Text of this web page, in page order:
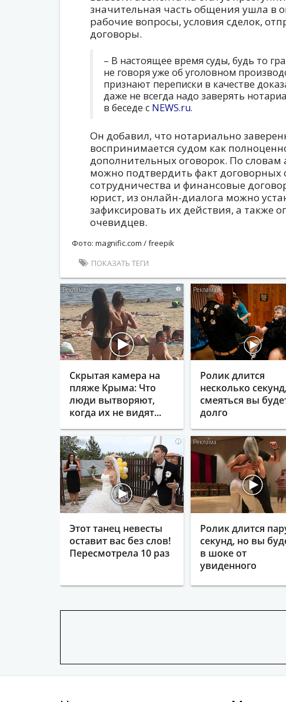
значительная часть общения ушла в
рабочие вопросы, условия сделок,
договоры.
– В настоящее время суды, будь то
не говоря уже об уголовном
признают переписки в качестве
даже не всегда надо заверять
в беседе с NEWS.ru.
Он добавил, что нотариально
воспринимается судом как
дополнительных оговорок. По
можно подтвердить факт договорных
сотрудничества и финансовые
юрист, из онлайн-диалога можно
зафиксировать их действия, а также
очевидцев.
Фото: magnific.com / freepik
ПОКАЗАТЬ ТЕГИ
i
Скрытая камера на
пляже Крыма: Что
люди вытворяют,
когда их не видят...
Ролик длится
несколько
смеяться вы
долго
i
Этот танец невесты
оставит вас без слов!
Пересмотрела 10 раз
Ролик длится
секунд, но вы
в шоке от
увиденного